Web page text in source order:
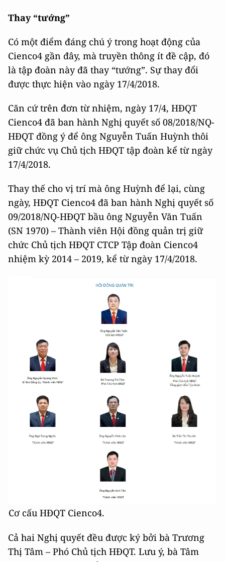
Thay “tướng”
Có một điểm đáng chú ý trong hoạt động của
Cienco4 gần đây, mà truyền thông ít đề cập, đó
là tập đoàn này đã thay “tướng”. Sự thay đổi
được thực hiện vào ngày 17/4/2018.
Căn cứ trên đơn từ nhiệm, ngày 17/4, HĐQT
Cienco4 đã ban hành Nghị quyết số 08/2018/NQ-
HĐQT đồng ý để ông Nguyễn Tuấn Huỳnh thôi
giữ chức vụ Chủ tịch HĐQT tập đoàn kể từ ngày
17/4/2018.
Thay thế cho vị trí mà ông Huỳnh để lại, cùng
ngày, HĐQT Cienco4 đã ban hành Nghị quyết số
09/2018/NQ-HĐQT bầu ông Nguyễn Văn Tuấn
(SN 1970) – Thành viên Hội đồng quản trị giữ
chức Chủ tịch HĐQT CTCP Tập đoàn Cienco4
nhiệm kỳ 2014 – 2019, kể từ ngày 17/4/2018.
Cơ cấu HĐQT Cienco4.
Cả hai Nghị quyết đều được ký bởi bà Trương
Thị Tâm – Phó Chủ tịch HĐQT. Lưu ý, bà Tâm